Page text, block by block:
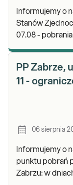
Informujemy o
Stanów
07.08 -
PP Zabrze,
11 -
06 sierpnia
Informujemy o
punktu pobrań
Zabrzu: w dniach 10.08-14.08 - punkt będzie czynny w